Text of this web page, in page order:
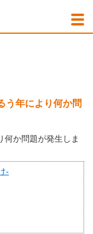
う年により何か問
何か問題が発生しま
-